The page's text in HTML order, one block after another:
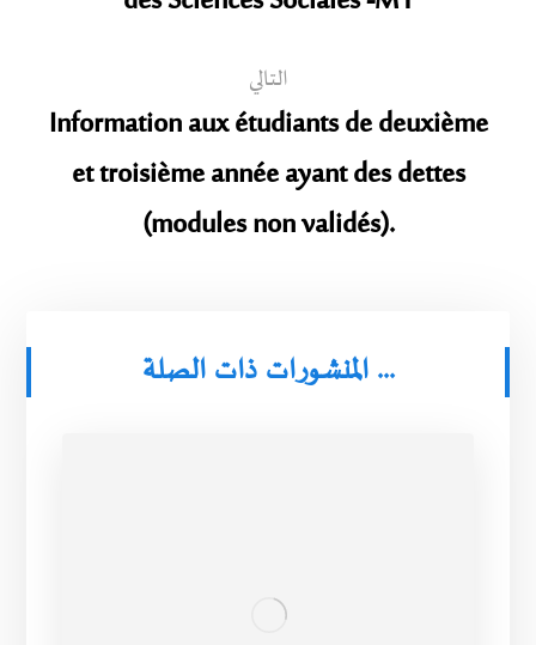
التالي
Information aux étudiants de deuxième
et troisième année ayant des dettes
(modules non validés).
المنشورات ذات الصلة ...